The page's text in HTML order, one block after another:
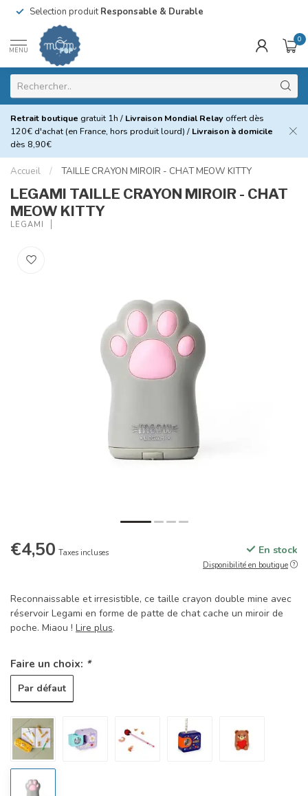
Selection produitResponsable & Durable
MENU
0
Retrait boutique gratuit 1h / Livraison Mondial Relay offert dès
120€ d'achat (en France, hors produit lourd) / Livraison à domicile
dès 8,90€
Accueil / TAILLE CRAYON MIROIR - CHAT MEOW KITTY
LEGAMI TAILLE CRAYON MIROIR - CHAT
MEOW KITTY
LEGAMI
€4,50 Taxes incluses En stock
Disponibilité en boutique
Reconnaissable et irresistible, ce taille crayon double mine avec
réservoir Legami en forme de patte de chat cache un miroir de
poche. Miaou ! Lire plus.
Faire un choix: *
Par défaut